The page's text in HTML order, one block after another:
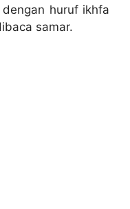
huruf ikhfa
samar.